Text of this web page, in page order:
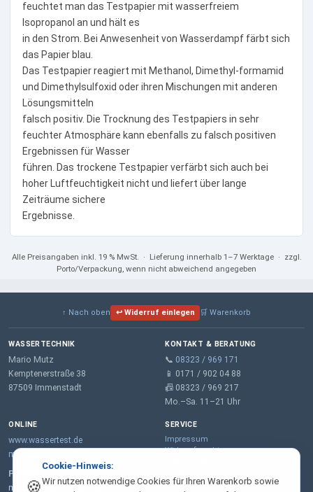
🍪
Cookie-Hinweis:
Wir nutzen notwendige Cookies für Ihren Warenkorb sowie
feuchtet man das Testpapier mit wasserfreiem
Isopropanol an und hält es
in den Strom. Bei Anwesenheit von Wasserdampf färbt sich
das Papier blau.
Das Testpapier reagiert mit Methanol, Dimethyl-formamid
und Dimethylsulfoxid oder ihren Mischungen mit anderen
Lösungsmitteln
falsch positiv. Die Trocknung des Testpapiers in sehr
feuchter Atmosphäre kann ebenfalls zu falsch positiven
Ergebnissen für Wasser
führen. Das trockene Testpapier verfärbt sich auch bei
hoher Luftfeuchtigkeit nicht und liefert über lange
Zeiträume sichere
Ergebnisse.
Alle Preisangaben inkl. 19 % MwSt. · Lieferung innerhalb 1–7 Werktage · zzgl.
Porto/Verpackung, wenn nicht abweichend angegeben
↑ Nach oben ↩ Widerruf einlegen 🛒 Warenkorb
WASSERTECHNIK
Mario Mutz
Kemptenerstraße 38
87509 Immenstadt
KONTAKT & BERATUNG
📞 08323 / 969 171
📱 0171 / 902 04 88
📠 08323 / 969 217
Mo.–Sa. 11–21 Uhr
ONLINE
www.wassertest.de
mail@wassertest.de
Partner:
m-wt.de – Wasserenthärtung
SERVICE
Impressum
Widerrufsrecht
AGB